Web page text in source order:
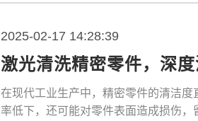
2025-02-17 14:28:39
激光清洗精密零件，深
在现代工业生产中，精密零件的清洁
率低下，还可能对零件表面造成损伤